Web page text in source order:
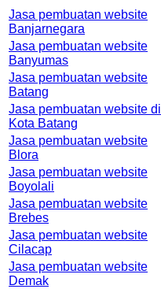
Jasa pembuatan website
Banjarnegara
Jasa pembuatan website
Banyumas
Jasa pembuatan website
Batang
Jasa pembuatan website di
Kota Batang
Jasa pembuatan website
Blora
Jasa pembuatan website
Boyolali
Jasa pembuatan website
Brebes
Jasa pembuatan website
Cilacap
Jasa pembuatan website
Demak